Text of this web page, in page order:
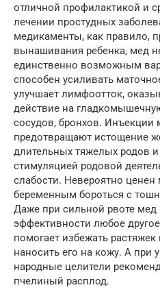
отличной профилактикой и
лечении простудных
медикаменты, как правило,
вынашивания ребенка, мед
единственно возможным
способен усиливать
улучшает лимфоотток,
действие на
сосудов, бронхов. Инъекции
предотвращают истощение
длительных тяжелых родов
стимуляцией родовой
слабости. Невероятно ценен
беременным бороться с
Даже при сильной рвоте мед
эффективности любое
помогает избежать
наносить его на кожу. А при
народные целители
пчелиный расплод.